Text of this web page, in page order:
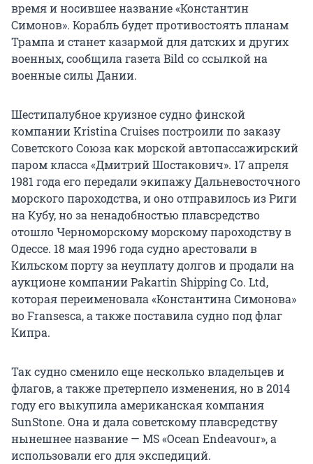
время и носившее название «Константин
Симонов». Корабль будет противостоять планам
Трампа и станет казармой для датских и других
военных, сообщила газета Bild со ссылкой на
военные силы Дании.
Шестипалубное круизное судно финской
компании Kristina Cruises построили по заказу
Советского Союза как морской автопассажирский
паром класса «Дмитрий Шостакович». 17 апреля
1981 года его передали экипажу Дальневосточного
морского пароходства, и оно отправилось из Риги
на Кубу, но за ненадобностью плавсредство
отошло Черноморскому морскому пароходству в
Одессе. 18 мая 1996 года судно арестовали в
Кильском порту за неуплату долгов и продали на
аукционе компании Pakartin Shipping Co. Ltd,
которая переименовала «Константина Симонова»
во Fransesca, а также поставила судно под флаг
Кипра.
Так судно сменило еще несколько владельцев и
флагов, а также претерпело изменения, но в 2014
году его выкупила американская компания
SunStone. Она и дала советскому плавсредству
нынешнее название — MS «Ocean Endeavour», а
использовали его для экспедиций.